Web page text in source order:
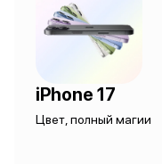
iPhone 17
Цвет, полный магии